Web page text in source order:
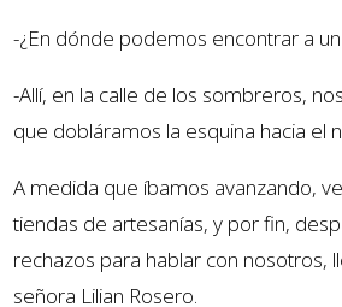
-¿En dónde podemos encontrar a
-Allí, en la calle de los sombreros,
que dobláramos la esquina hacia el
A medida que íbamos avanzando,
tiendas de artesanías, y por fin,
rechazos para hablar con nosotros,
señora Lilian Rosero.